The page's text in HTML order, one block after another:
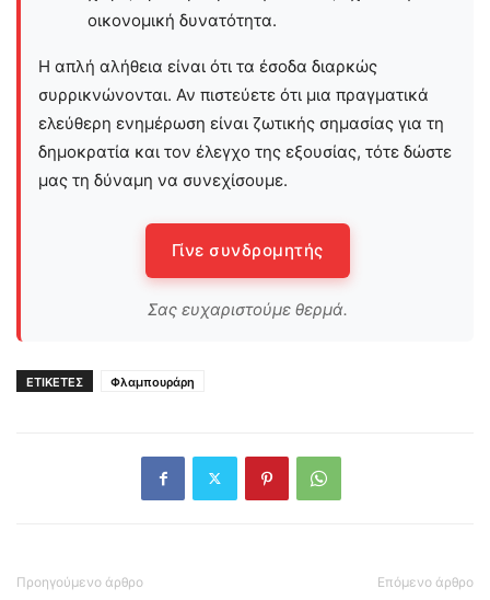
οικονομική δυνατότητα.
Η απλή αλήθεια είναι ότι τα έσοδα διαρκώς
συρρικνώνονται. Αν πιστεύετε ότι μια πραγματικά
ελεύθερη ενημέρωση είναι ζωτικής σημασίας για τη
δημοκρατία και τον έλεγχο της εξουσίας, τότε δώστε
μας τη δύναμη να συνεχίσουμε.
Γίνε συνδρομητής
Σας ευχαριστούμε θερμά.
ΕΤΙΚΕΤΕΣ Φλαμπουράρη
Προηγούμενο άρθρο Επόμενο άρθρο